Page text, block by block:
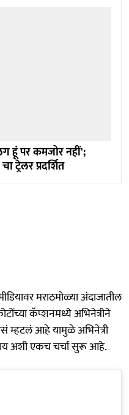
हूं पर कमजोर नहीं';
ट्रेलर प्रदर्शित
मराठमोळ्या अंदाजातील
कॅप्शनमध्ये अभिनेत्रीने
आहे यामुळे अभिनेत्री
अशी एकच चर्चा सुरू आहे.